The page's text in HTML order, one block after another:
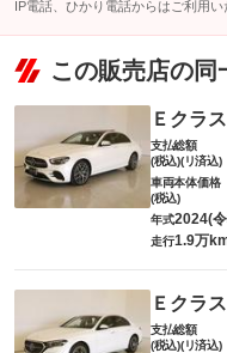
IP電話、ひかり電話からはご利用い
この販売店の同
Ｅクラス
支払総額
(税込)(リ済込)
車両本体価格
(税込)
年式2024(
走行1.9万
Ｅクラス
支払総額
(税込)(リ済込)